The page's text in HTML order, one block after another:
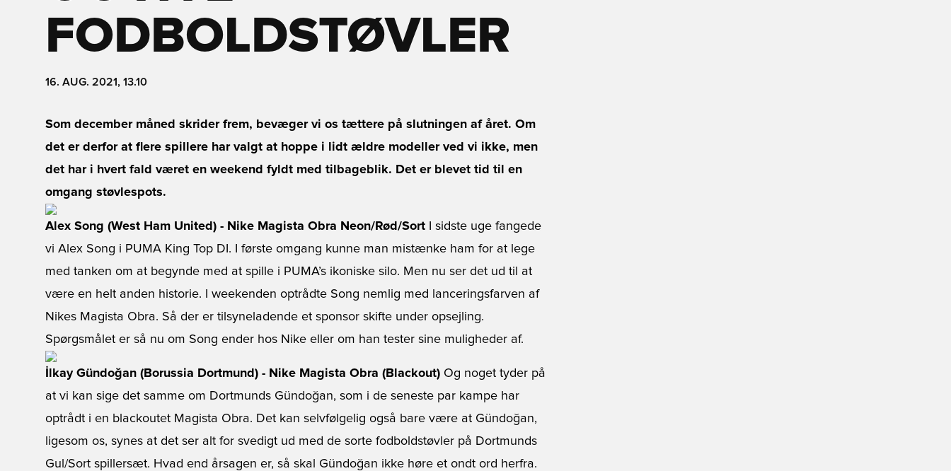
FODBOLDSTØVLER
16. AUG. 2021, 13.10
Som december måned skrider frem, bevæger vi os tættere på slutningen af året. Om
det er derfor at flere spillere har valgt at hoppe i lidt ældre modeller ved vi ikke, men
det har i hvert fald været en weekend fyldt med tilbageblik. Det er blevet tid til en
omgang støvlespots.
Alex Song (West Ham United) - Nike Magista Obra Neon/Rød/Sort I sidste uge fangede
vi Alex Song i PUMA King Top DI. I første omgang kunne man mistænke ham for at lege
med tanken om at begynde med at spille i PUMA’s ikoniske silo. Men nu ser det ud til at
være en helt anden historie. I weekenden optrådte Song nemlig med lanceringsfarven af
Nikes Magista Obra. Så der er tilsyneladende et sponsor skifte under opsejling.
Spørgsmålet er så nu om Song ender hos Nike eller om han tester sine muligheder af.
İlkay Gündoğan (Borussia Dortmund) - Nike Magista Obra (Blackout) Og noget tyder på
at vi kan sige det samme om Dortmunds Gündoğan, som i de seneste par kampe har
optrådt i en blackoutet Magista Obra. Det kan selvfølgelig også bare være at Gündoğan,
ligesom os, synes at det ser alt for svedigt ud med de sorte fodboldstøvler på Dortmunds
Gul/Sort spillersæt. Hvad end årsagen er, så skal Gündoğan ikke høre et ondt ord herfra.